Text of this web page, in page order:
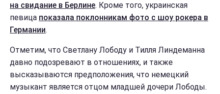
на свидание в Берлине. Кроме того, украинская
певица показала поклонникам фото с шоу рокера в
Германии.
Отметим, что Светлану Лободу и Тилля Линдеманна
давно подозревают в отношениях, и также
высказываются предположения, что немецкий
музыкант является отцом младшей дочери Лободы.